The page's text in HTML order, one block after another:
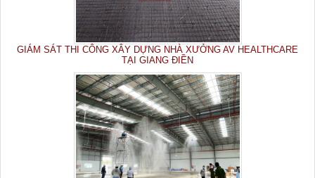
GIÁM SÁT THI CÔNG XÂY DỰNG NHÀ XƯỞNG AV HEALTHCARE
TẠI GIANG ĐIỀN